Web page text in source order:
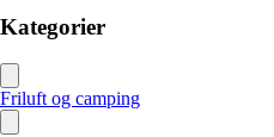
Kategorier
Friluft og camping